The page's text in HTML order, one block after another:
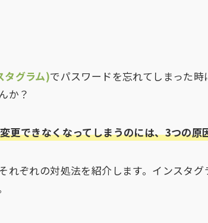
グラム)でパスワードを忘れてしまった
か？
更できなくなってしまうのには、3つの原
れぞれの対処法を紹介します。インスタ